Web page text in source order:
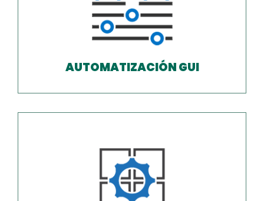
AUTOMATIZACIÓN GUI